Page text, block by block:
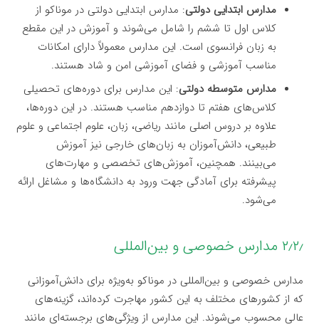
مدارس ابتدایی دولتی: مدارس ابتدایی دولتی در موناکو از
کلاس اول تا ششم را شامل می‌شوند و آموزش در این مقطع
به زبان فرانسوی است. این مدارس معمولاً دارای امکانات
مناسب آموزشی و فضای آموزشی امن و شاد هستند.
مدارس متوسطه دولتی: این مدارس برای دوره‌های تحصیلی
کلاس‌های هفتم تا دوازدهم مناسب هستند. در این دوره‌ها،
علاوه بر دروس اصلی مانند ریاضی، زبان، علوم اجتماعی و علوم
طبیعی، دانش‌آموزان به زبان‌های خارجی نیز آموزش
می‌بینند. همچنین، آموزش‌های تخصصی و مهارت‌های
پیشرفته برای آمادگی جهت ورود به دانشگاه‌ها و مشاغل ارائه
می‌شود.
۲٫۲٫ مدارس خصوصی و بین‌المللی
مدارس خصوصی و بین‌المللی در موناکو به‌ویژه برای دانش‌آموزانی
که از کشورهای مختلف به این کشور مهاجرت کرده‌اند، گزینه‌های
عالی محسوب می‌شوند. این مدارس از ویژگی‌های برجسته‌ای مانند